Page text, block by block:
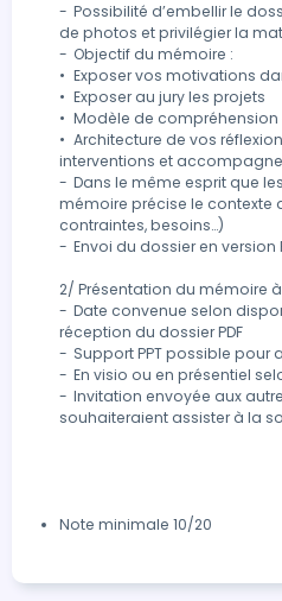
-	Possibilité d’embellir le dossier, mais limiter en nombre
de photos et privilégier la
-	Objectif du mémoire :
•	Exposer vos motivations dans votre parcours TOP
•	Exposer au jury les projets
•	Modèle de compréhension de l’outil TOP
•	Architecture de vos réflexions concernant vos futures
interventions et
-	Dans le même esprit que les fiches pédagogiques, le
mémoire précise le contexte
contraintes, besoins…)
-	Envoi du dossier en version PDF
2/ Présentation du mémoire à
-	Date convenue selon disponibilités mutuelles, après la
réception du dossier PDF
-	Support PPT possible pour animer
-	En visio ou en présentiel selon les possibilités
-	Invitation envoyée aux autres élèves du groupe qui
souhaiteraient assister à la
Note minimale 10/20